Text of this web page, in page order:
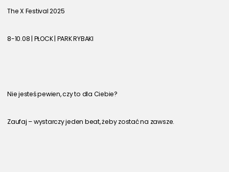
The X Festival 2025
8-10.08 | PŁOCK | PARK RYBAKI
Nie jesteś pewien, czy to dla Ciebie?
Zaufaj – wystarczy jeden beat, żeby zostać na zawsze.